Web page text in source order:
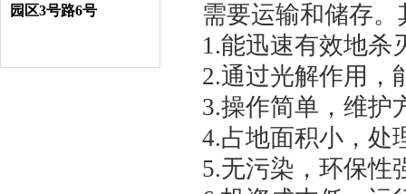
园区3号路6号
需要运输和储存
1.能迅速有效地杀
2.通过光解作用，
3.操作简单，维护
4.占地面积小，处
5.无污染，环保性